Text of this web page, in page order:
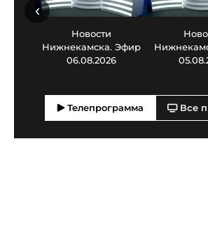
Новости
Нижнекамска. Эфир
06.08.2026
‹
Телепрограмма Все